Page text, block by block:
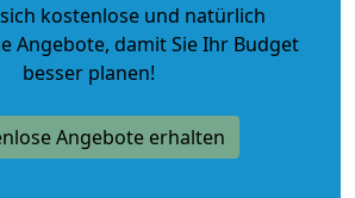
kostenlose und natürlich
Angebote, damit Sie Ihr Budget
besser planen!
Angebote erhalten